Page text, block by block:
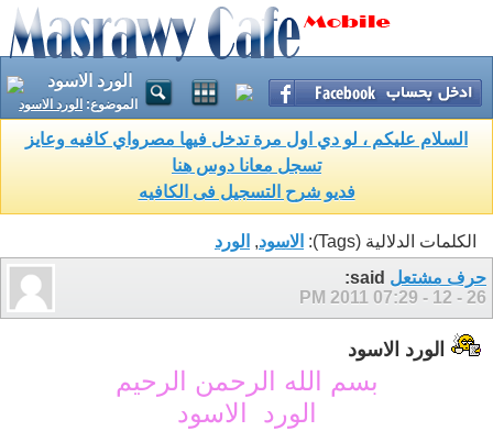
الورد الاسود
الموضوع: الورد الاسود
السلام عليكم ، لو دي اول مرة تدخل فيها مصرواي كافيه وعايز
تسجل معانا دوس هنا
فديو شرح التسجيل فى الكافيه
الكلمات الدلالية (Tags): الاسود, الورد
حرف مشتعل
26 - 12 - 2011
07:29 PM
الورد الاسود
بسم الله الرحمن الرحيم
الورد الاسود